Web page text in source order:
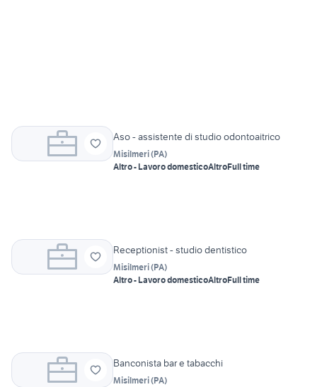
Aso - assistente di studio odontoaitrico
Misilmeri(PA)
Altro - Lavoro domesticoAltroFull time
Receptionist - studio dentistico
Misilmeri(PA)
Altro - Lavoro domesticoAltroFull time
Banconista bar e tabacchi
Misilmeri(PA)